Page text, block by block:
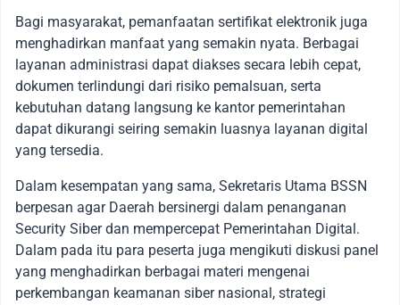
Bagi masyarakat, pemanfaatan sertifikat elektronik juga
menghadirkan manfaat yang semakin nyata. Berbagai
layanan administrasi dapat diakses secara lebih cepat,
dokumen terlindungi dari risiko pemalsuan, serta
kebutuhan datang langsung ke kantor pemerintahan
dapat dikurangi seiring semakin luasnya layanan digital
yang tersedia.
Dalam kesempatan yang sama, Sekretaris Utama BSSN
berpesan agar Daerah bersinergi dalam penanganan
Security Siber dan mempercepat Pemerintahan Digital.
Dalam pada itu para peserta juga mengikuti diskusi panel
yang menghadirkan berbagai materi mengenai
perkembangan keamanan siber nasional, strategi